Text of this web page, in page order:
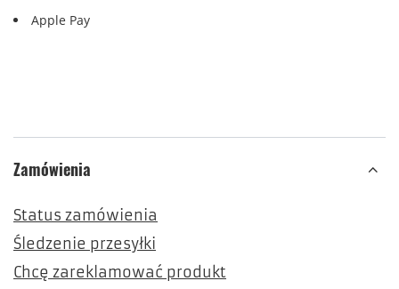
Apple Pay
Zamówienia
Status zamówienia
Śledzenie przesyłki
Chcę zareklamować produkt